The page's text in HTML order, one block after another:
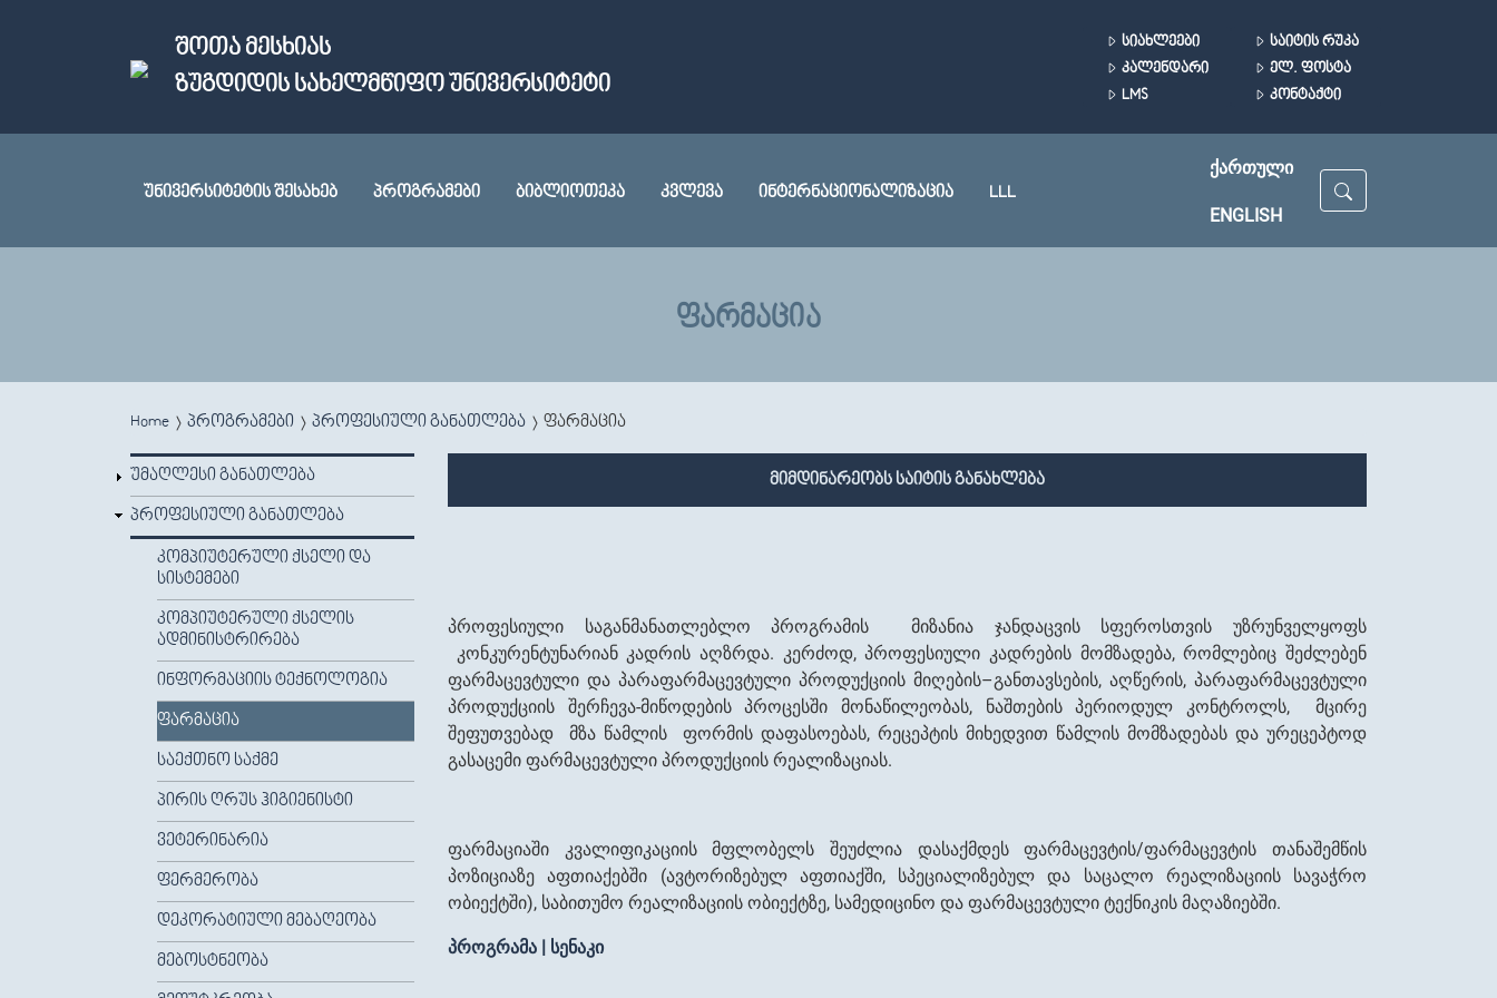
ᲨᲝᲗᲐ ᲛᲔᲡᲮᲘᲐᲡ
ᲖᲣᲒᲓᲘᲓᲘᲡ ᲡᲐᲮᲔᲚᲛᲬᲘᲤᲝ ᲣᲜᲘᲕᲔᲠᲡᲘᲢᲔᲢᲘ
ᲡᲘᲐᲮᲚᲔᲔᲑᲘ
ᲙᲐᲚᲔᲜᲓᲐᲠᲘ
LMS
ᲡᲐᲘᲢᲘᲡ ᲠᲣᲙᲐ
ᲔᲚ. ᲤᲝᲡᲢᲐ
ᲙᲝᲜᲢᲐᲥᲢᲘ
ᲣᲜᲘᲕᲔᲠᲡᲘᲢᲔᲢᲘᲡ ᲨᲔᲡᲐᲮᲔᲑ ᲞᲠᲝᲒᲠᲐᲛᲔᲑᲘ ᲑᲘᲑᲚᲘᲝᲗᲔᲙᲐ ᲙᲕᲚᲔᲕᲐ ᲘᲜᲢᲔᲠᲜᲐᲪᲘᲝᲜᲐᲚᲘᲖᲐᲪᲘᲐ LLL
ᲥᲐᲠᲗᲣᲚᲘ
ENGLISH
ᲤᲐᲠᲛᲐᲪᲘᲐ
You are here
Home პროგრამები პროფესიული განათლება ფარმაცია
ᲣᲛᲐᲦᲚᲔᲡᲘ ᲒᲐᲜᲐᲗᲚᲔᲑᲐ
ᲞᲠᲝᲤᲔᲡᲘᲣᲚᲘ ᲒᲐᲜᲐᲗᲚᲔᲑᲐ
ᲙᲝᲛᲞᲘᲣᲢᲔᲠᲣᲚᲘ ᲥᲡᲔᲚᲘ ᲓᲐ
ᲡᲘᲡᲢᲔᲛᲔᲑᲘ
ᲙᲝᲛᲞᲘᲣᲢᲔᲠᲣᲚᲘ ᲥᲡᲔᲚᲘᲡ
ᲐᲓᲛᲘᲜᲘᲡᲢᲠᲘᲠᲔᲑᲐ
ᲘᲜᲤᲝᲠᲛᲐᲪᲘᲘᲡ ᲢᲔᲥᲜᲝᲚᲝᲒᲘᲐ
ᲤᲐᲠᲛᲐᲪᲘᲐ
ᲡᲐᲔᲥᲗᲜᲝ ᲡᲐᲥᲛᲔ
ᲞᲘᲠᲘᲡ ᲦᲠᲣᲡ ᲰᲘᲒᲘᲔᲜᲘᲡᲢᲘ
ᲕᲔᲢᲔᲠᲘᲜᲐᲠᲘᲐ
ᲤᲔᲠᲛᲔᲠᲝᲑᲐ
ᲓᲔᲙᲝᲠᲐᲢᲘᲣᲚᲘ ᲛᲔᲑᲐᲦᲔᲝᲑᲐ
ᲛᲔᲑᲝᲡᲢᲜᲔᲝᲑᲐ
მიმდინარეობს საიტის განახლება
პროფესიული საგანმანათლებლო პროგრამის მიზანია ჯანდაცვის სფეროსთვის უზრუნველყოფს
კონკურენტუნარიან კადრის აღზრდა. კერძოდ, პროფესიული კადრების მომზადება, რომლებიც შეძლებენ
ფარმაცევტული და პარაფარმაცევტული პროდუქციის მიღების–განთავსების, აღწერის, პარაფარმაცევტული
პროდუქციის შერჩევა-მიწოდების პროცესში მონაწილეობას, ნაშთების პერიოდულ კონტროლს, მცირე
შეფუთვებად მზა წამლის ფორმის დაფასოებას, რეცეპტის მიხედვით წამლის მომზადებას და ურეცეპტოდ
გასაცემი ფარმაცევტული პროდუქციის რეალიზაციას.
ფარმაციაში კვალიფიკაციის მფლობელს შეუძლია დასაქმდეს ფარმაცევტის/ფარმაცევტის თანაშემწის
პოზიციაზე აფთიაქებში (ავტორიზებულ აფთიაქში, სპეციალიზებულ და საცალო რეალიზაციის სავაჭრო
ობიექტში), საბითუმო რეალიზაციის ობიექტზე, სამედიცინო და ფარმაცევტული ტექნიკის მაღაზიებში.
პროგრამა | სენაკი